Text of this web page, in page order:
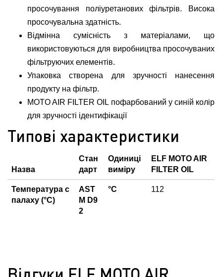
просочування поліуретанових фільтрів. Висока
просочувальна здатність.
Відмінна сумісність з матеріалами, що
використовуються для виробництва просочуваних
фільтруючих елементів.
Упаковка створена для зручності нанесення
продукту на фільтр.
MOTO AIR FILTER OIL пофарбований у синій колір
для зручності ідентифікації
Типові характеристики
Назва
Стан
дарт
Одиниці
виміру
ELF MOTO AIR
FILTER OIL
Температура с
палаху (°C)
AST
M D9
2
°C 112